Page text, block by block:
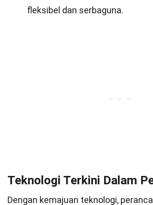
fleksibel dan serbaguna.
Teknologi Terkini Dalam
Dengan kemajuan teknologi,